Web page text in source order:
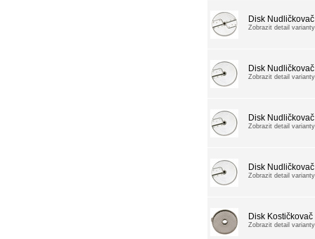
Disk
Zobrazit detail varianty
Disk
Zobrazit detail varianty
Disk
Zobrazit detail varianty
Disk
Zobrazit detail varianty
Disk
Zobrazit detail varianty